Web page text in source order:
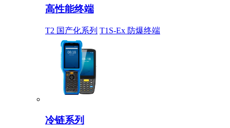
高性能终端
T2 国产化系列 T1S-Ex 防爆终端
冷链系列